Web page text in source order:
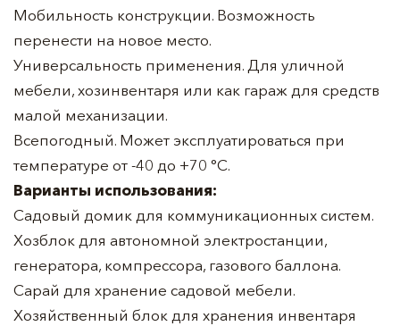
Мобильность конструкции. Возможность
перенести на новое место.
Универсальность применения. Для уличной
мебели, хозинвентаря или как гараж для средств
малой механизации.
Всепогодный. Может эксплуатироваться при
температуре от -40 до +70 °С.
Варианты использования:
Садовый домик для коммуникационных систем.
Хозблок для автономной электростанции,
генератора, компрессора, газового баллона.
Сарай для хранение садовой мебели.
Хозяйственный блок для хранения инвентаря